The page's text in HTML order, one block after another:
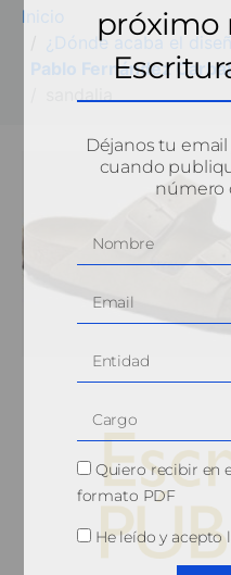
Inicio
¿Dónde acaba el
Pablo Fernández
próximo
Déjanos tu
cuando
número
Quiero recibir en
formato PDF
He leído y acepto